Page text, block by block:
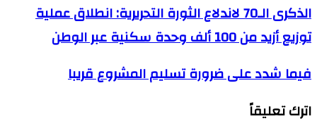
الذكرى
الـ70
لاندلاع
الثورة
انطلاق
أزيد
الذكرى الـ70 لاندلاع الثورة التحريرية: انطلاق عملية
توزيع أزيد من 100 ألف وحدة سكنية عبر الوطن
فيما
شدد
ضرورة
تسليم
فيما شدد على ضرورة تسليم المشروع قريبا
اترك تعليقاً